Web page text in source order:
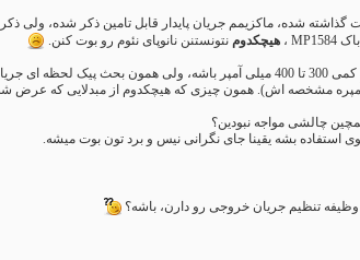
شده، ماکزیمم جریان پایدار قابل تامین ذکر شده، ولی ذکر
هیچکدوم نتونستنن نانوپای نئوم رو بوت کنن.
درواقع نانوپای اگرچه در تستای درازمدت، جریانکشیش نشون داده میتونه حتی به کمی 300 تا
چالشی مواجه نبودین؟
استفاده بشه یقینا جای نگرانی نیس و برد تون بوت میشه.
تنظیم جریان خروجی رو دارن، باشه؟